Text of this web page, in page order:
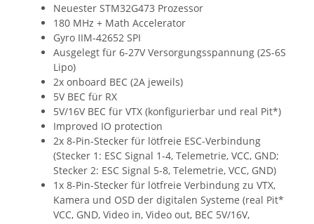
Neuester STM32G473 Prozessor
180 MHz + Math Accelerator
Gyro IIM-42652 SPI
Ausgelegt für 6-27V Versorgungsspannung (2S-6S
Lipo)
2x onboard BEC (2A jeweils)
5V BEC für RX
5V/16V BEC für VTX (konfigurierbar und real Pit*)
Improved IO protection
2x 8-Pin-Stecker für lötfreie ESC-Verbindung
(Stecker 1: ESC Signal 1-4, Telemetrie, VCC, GND;
Stecker 2: ESC Signal 5-8, Telemetrie, VCC, GND)
1x 8-Pin-Stecker für lötfreie Verbindung zu VTX,
Kamera und OSD der digitalen Systeme (real Pit*
VCC, GND, Video in, Video out, BEC 5V/16V,